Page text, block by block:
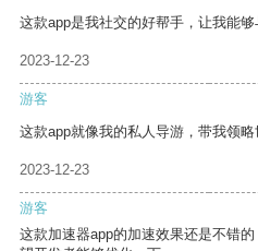
这款app是我社交的好帮手，让我能
2023-12-23
游客
这款app就像我的私人导游，带我领略
2023-12-23
游客
这款加速器app的加速效果还是不错